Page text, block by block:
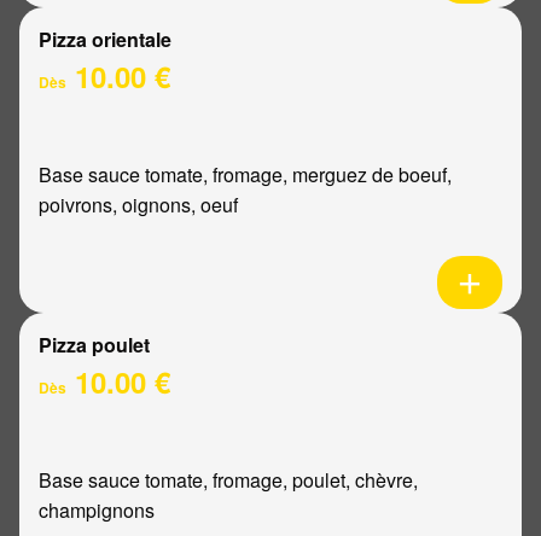
Pizza orientale
Dès 10.00 €
Base sauce tomate, fromage, merguez de boeuf,
poivrons, oignons, oeuf
Pizza poulet
Dès 10.00 €
Base sauce tomate, fromage, poulet, chèvre,
champignons